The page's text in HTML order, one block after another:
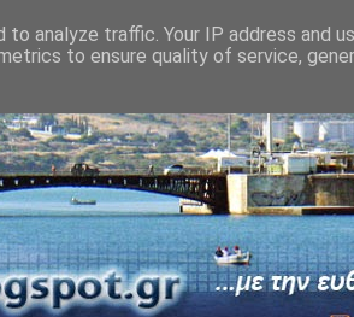
analyze traffic. Your IP address and
to ensure quality of service,